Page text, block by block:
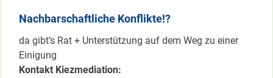
Nachbarschaftliche Konflikte!?
da gibt’s Rat + Unterstützung auf dem Weg zu einer
Einigung
Kontakt Kiezmediation: